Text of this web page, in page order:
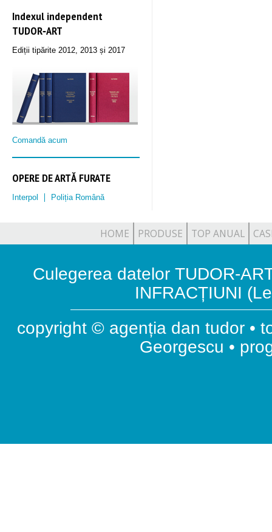
Indexul independent
TUDOR‑ART
Ediții tipărite 2012, 2013 și 2017
Comandă acum
OPERE DE ARTĂ FURATE
Interpol Poliția Română
HOME PRODUSE TOP ANUAL
Culegerea datelor TUDOR-
INFRACȚIUNI
copyright © agenția dan tudor •
Georgescu •